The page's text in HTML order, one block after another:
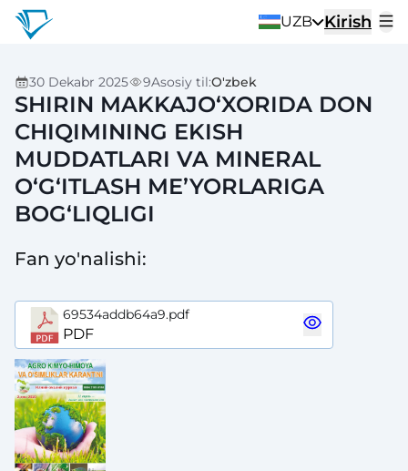
UZB Kirish
30 Dekabr 2025 9Asosiy til:O'zbek
SHIRIN MAKKAJO‘XORIDA DON
CHIQIMINING EKISH
MUDDATLARI VA MINERAL
O‘G‘ITLASH ME’YORLARIGA
BOG‘LIQLIGI
Fan yo'nalishi:
69534addb64a9.pdf
PDF